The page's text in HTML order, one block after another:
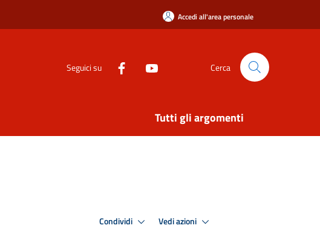
Accedi all'area personale
Seguici su Cerca
Tutti gli argomenti
Condividi Vedi azioni